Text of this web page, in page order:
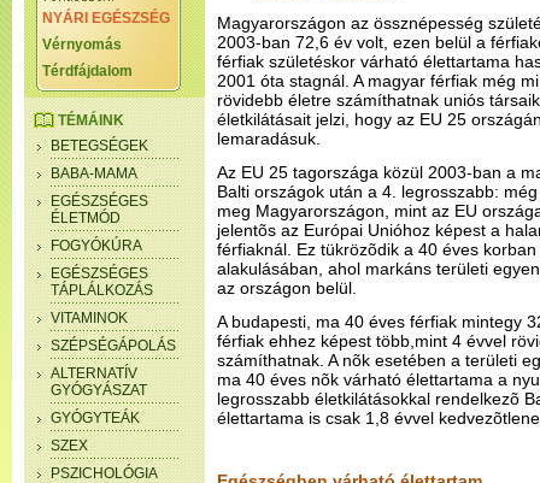
NYÁRI EGÉSZSÉG
Vérnyomás
Térdfájdalom
TÉMÁINK
BETEGSÉGEK
BABA-MAMA
EGÉSZSÉGES
ÉLETMÓD
FOGYÓKÚRA
EGÉSZSÉGES
TÁPLÁLKOZÁS
VITAMINOK
SZÉPSÉGÁPOLÁS
ALTERNATÍV
GYÓGYÁSZAT
GYÓGYTEÁK
SZEX
PSZICHOLÓGIA
Magyarországon az össznépesség
2003-ban 72,6 év volt, ezen belül a
férfiak születéskor várható élettartama
2001 óta stagnál. A magyar férfiak még
rövidebb életre számíthatnak uniós
életkilátásait jelzi, hogy az EU 25
lemaradásuk.
Az EU 25 tagországa közül 2003-ban a
Balti országok után a 4. legrosszabb:
meg Magyarországon, mint az EU
jelentõs az Európai Unióhoz képest a
férfiaknál. Ez tükrözõdik a 40 éves
alakulásában, ahol markáns területi
az országon belül.
A budapesti, ma 40 éves férfiak mintegy
férfiak ehhez képest több,mint 4 évvel
számíthatnak. A nõk esetében a területi
ma 40 éves nõk várható élettartama a
legrosszabb életkilátásokkal rendelkezõ
élettartama is csak 1,8 évvel